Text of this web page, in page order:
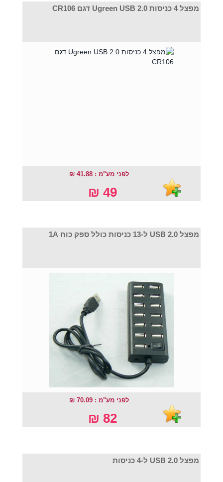
מפצל 4 כניסות Ugreen USB 2.0 דגם CR106
לפני מע"מ : 41.88 ₪
49 ₪
מפצל USB 2.0 ל-13 כניסות כולל ספק כוח 1A
לפני מע"מ : 70.09 ₪
82 ₪
מפצל USB 2.0 ל-4 כניסות